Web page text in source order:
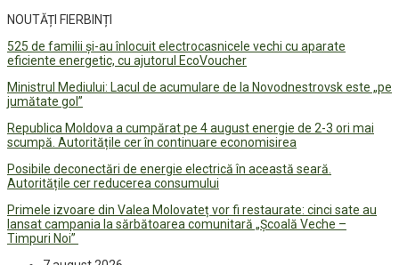
NOUTĂȚI FIERBINȚI
525 de familii și-au înlocuit electrocasnicele vechi cu aparate
eficiente energetic, cu ajutorul EcoVoucher
Ministrul Mediului: Lacul de acumulare de la Novodnestrovsk este „pe
jumătate gol”
Republica Moldova a cumpărat pe 4 august energie de 2-3 ori mai
scumpă. Autoritățile cer în continuare economisirea
Posibile deconectări de energie electrică în această seară.
Autoritățile cer reducerea consumului
Primele izvoare din Valea Molovateț vor fi restaurate: cinci sate au
lansat campania la sărbătoarea comunitară „Școală Veche –
Timpuri Noi”